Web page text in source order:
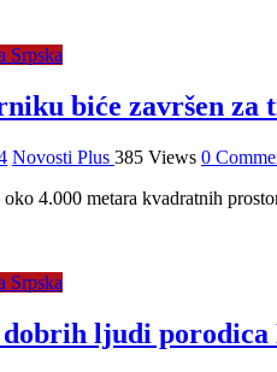
Srpska
biće završen za
Novosti Plus 385 Views 0
4.000 metara kvadratnih
Srpska
ljudi